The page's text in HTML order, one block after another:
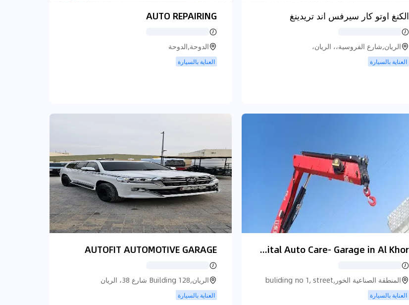
الكنغ اوتو كار سيرفس اند تريدينغ
الريان,شارع الفروسية،، الريان،
العناية بالسيارة
AUTO REPAIRING
الدوحة,الدوحة
العناية بالسيارة
Digital Auto Care- Garage in Al Khor
المنطقة الصناعية الخور,buliding no 1, street
no 24, المنطقة الصناعية الخور
العناية بالسيارة
AUTOFIT AUTOMOTIVE GARAGE
الريان,Building 128 شارع 38، الريان
العناية بالسيارة